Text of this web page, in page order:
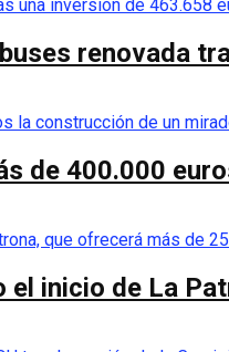
renovada
de 400.000
inicio de La